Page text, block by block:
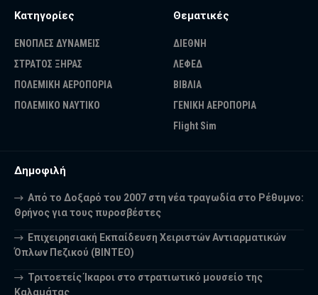
Κατηγορίες
ΕΝΟΠΛΕΣ ΔΥΝΑΜΕΙΣ
ΣΤΡΑΤΟΣ ΞΗΡΑΣ
ΠΟΛΕΜΙΚΗ ΑΕΡΟΠΟΡΙΑ
ΠΟΛΕΜΙΚΟ ΝΑΥΤΙΚΟ
Θεματικές
ΔΙΕΘΝΗ
ΛΕΦΕΔ
ΒΙΒΛΙΑ
ΓΕΝΙΚΗ ΑΕΡΟΠΟΡΙΑ
Flight Sim
Δημοφιλή
Από το Δοξαρό του 2007 στη νέα τραγωδία στο Ρέθυμνο:
Θρήνος για τους πυροσβέστες
Επιχειρησιακή Εκπαίδευση Χειριστών Αντιαρματικών
Όπλων Πεζικού (ΒΙΝΤΕΟ)
Τριτοετείς Ίκαροι στο στρατιωτικό μουσείο της
Καλαμάτας